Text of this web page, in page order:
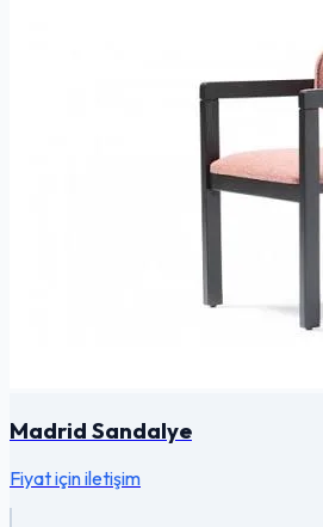
Madrid Sandalye
Fiyat için iletişim